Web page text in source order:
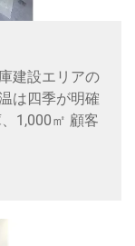
建設エリアの
は四季が明確
1,000㎡ 顧客